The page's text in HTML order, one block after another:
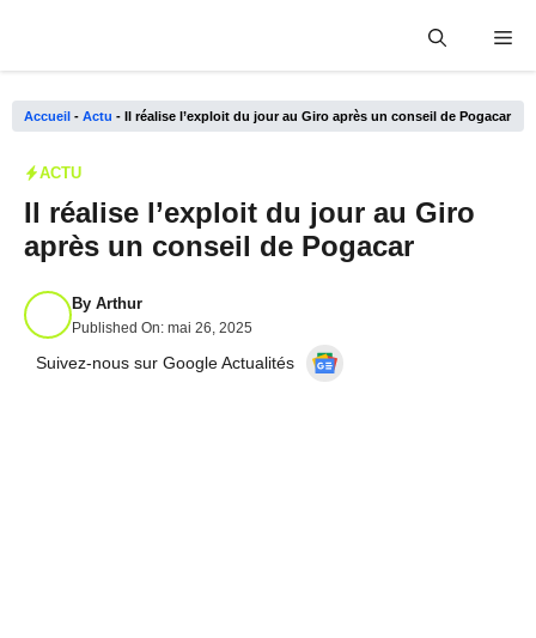
Accueil - Actu - Il réalise l’exploit du jour au Giro après un conseil de Pogacar
ACTU
Il réalise l’exploit du jour au Giro
après un conseil de Pogacar
By Arthur
Published On: mai 26, 2025
Suivez-nous sur Google Actualités